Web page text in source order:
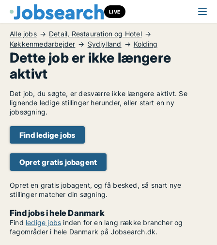
LIVE
Alle jobs
Detail, Restauration og Hotel
Køkkenmedarbejder
Sydjylland Kolding
Dette job er ikke længere
aktivt
Det job, du søgte, er desværre ikke længere aktivt. Se
lignende ledige stillinger herunder, eller start en ny
jobsøgning.
Find ledige jobs
Opret gratis jobagent
Opret en gratis jobagent, og få besked, så snart nye
stillinger matcher din søgning.
Find jobs i hele Danmark
Find ledige jobs inden for en lang række brancher og
fagområder i hele Danmark på Jobsearch.dk.